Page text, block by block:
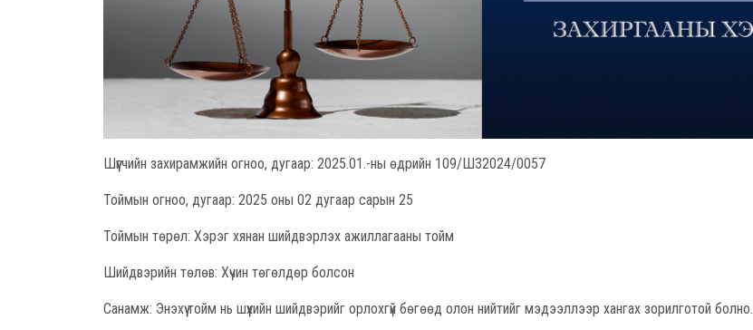
Шүүгчийн захирамжийн огноо, дугаар: 2025.01.-ны өдрийн 109/Ш32024/0057
Тоймын огноо, дугаар: 2025 оны 02 дугаар сарын 25
Тоймын төрөл: Хэрэг хянан шийдвэрлэх ажиллагааны тойм
Шийдвэрийн төлөв: Хүчин төгөлдөр болсон
Санамж: Энэхүү тойм нь шүүхийн шийдвэрийг орлохгүй бөгөөд олон нийтийг мэдээллээр хангах зорилготой болно.